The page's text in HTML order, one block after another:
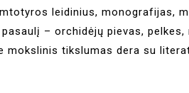
leidinius, monografijas,
– orchidėjų pievas,
mokslinis tikslumas dera su